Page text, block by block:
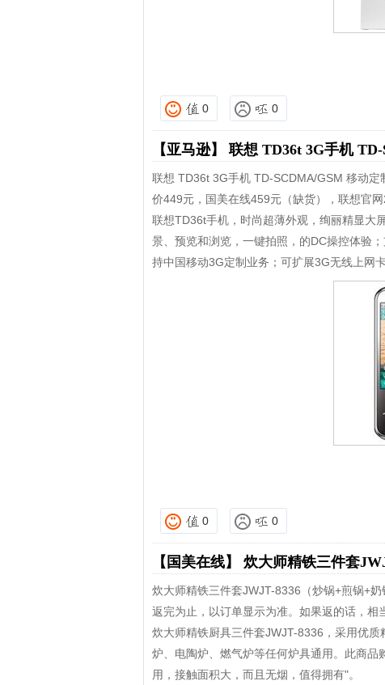
0 0
【亚马逊】 联想 TD36t 3G手机
联想 TD36t 3G手机 TD-SCDMA/GSM 移动
价449元，国美在线459元（缺货），联想官
联想TD36t手机，时尚超薄外观，绚丽精显大
景、预览和浏览，一键拍照，的DC操控体验
持中国移动3G定制业务；可扩展3G无线上网卡
0 0
【国美在线】 炊大师精铁三件套
炊大师精铁三件套JWJT-8336（炒锅+煎锅+
返完为止，以订单显示为准。如果返的话，相
炊大师精铁厨具三件套JWJT-8336，采用优
炉、电陶炉、燃气炉等任何炉具通用。此商品
用，接触面积大，而且无烟，值得拥有"。